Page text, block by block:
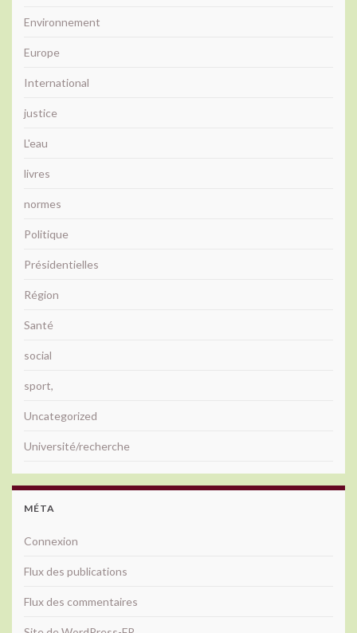
Environnement
Europe
International
justice
L'eau
livres
normes
Politique
Présidentielles
Région
Santé
social
sport,
Uncategorized
Université/recherche
MÉTA
Connexion
Flux des publications
Flux des commentaires